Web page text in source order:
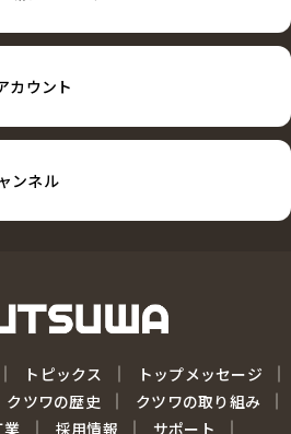
カウント
ンネル
トピックス
トップメッセージ
クツワの歴史
クツワの取り組み
業
採用情報 サポート